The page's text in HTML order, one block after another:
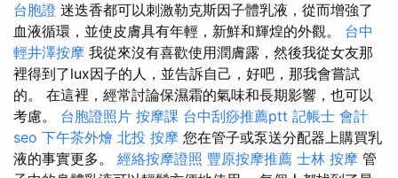
台胞證 迷迭香都可以刺激勒克斯因子體乳液，從而增強了
血液循環，並使皮膚具有年輕，新鮮和輝煌的外觀。 台中
輕井澤按摩 我從來沒有喜歡使用潤膚露，然後我從女友那
裡得到了lux因子的人，並告訴自己，好吧，那我會嘗試
的。 在這裡，經常討論保濕霜的氣味和長期影響，也可以
考慮。 台胞證照片 按摩課 台中刮痧推薦ptt 記帳士 會計
seo 下午茶外燴 北投 按摩 您在管子或泵送分配器上購買乳
液的事實更多。 經絡按摩證照 豐原按摩推薦 士林 按摩 管